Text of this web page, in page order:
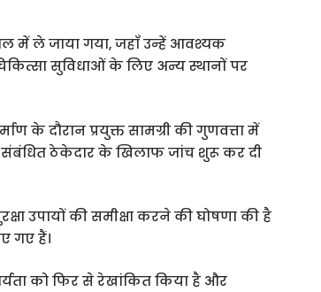
में ले जाया गया, जहाँ उन्हें आवश्यक
सुविधाओं के लिए अन्य स्थानों पर
के दौरान प्रयुक्त सामग्री की गुणवत्ता में
ठेकेदार के खिलाफ जांच शुरू कर दी
उपायों की समीक्षा करने की घोषणा की है
गए हैं।
को फिर से रेखांकित किया है और